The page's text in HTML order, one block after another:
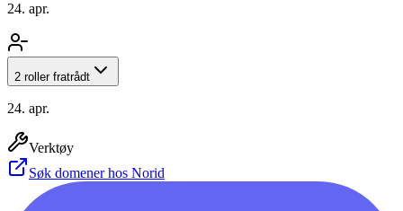
24. apr.
2 roller fratrådt
24. apr.
Verktøy
Søk domener hos Norid